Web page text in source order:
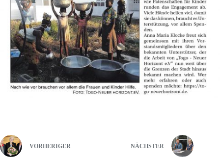
VORHERIGER NÄCHSTER